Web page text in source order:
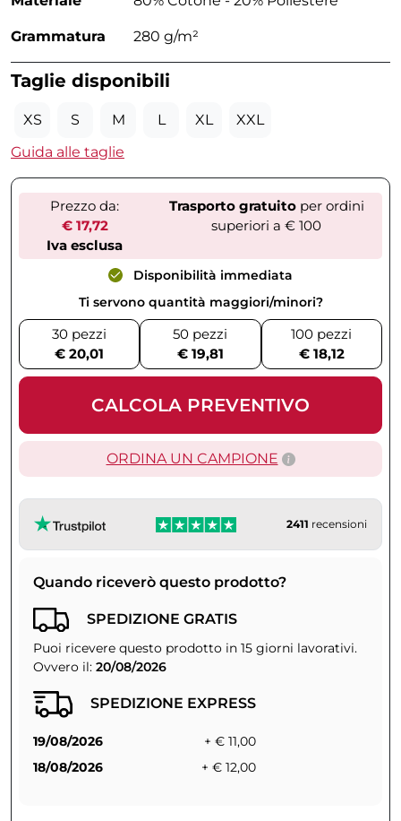
Grammatura 280 g/m²
Taglie disponibili
XS S M L XL
XXL
Guida alle taglie
Prezzo da:
€ 17,72
Iva esclusa
Trasporto gratuitoper ordini
superiori a € 100
Disponibilità immediata
Ti servono quantità maggiori/minori?
30 pezzi
€ 20,01
50 pezzi
€ 19,81
100 pezzi
€ 18,12
CALCOLA PREVENTIVO
ORDINA UN CAMPIONE
2411 recensioni
Quando riceverò questo prodotto?
SPEDIZIONE GRATIS
Puoi ricevere questo prodotto in 15 giorni lavorativi.
Ovvero il: 20/08/2026
SPEDIZIONE EXPRESS
19/08/2026
+ € 11,00
18/08/2026
+ € 12,00